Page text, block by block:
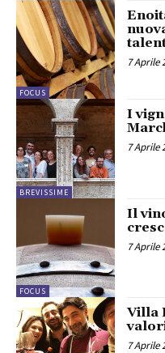
FOCUS
7 Aprile
BREVISSIME
I
7 Aprile
FOCUS
Il
7 Aprile
Villa
7 Aprile